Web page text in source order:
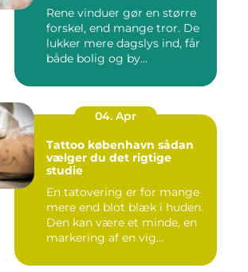
Rene vinduer gør en større
forskel, end mange tror. De
lukker mere dagslys ind, får
både bolig og by...
04. Apr
Tattoo københavn sådan
vælger du det rigtige
studie
En tatovering er for mange
mere end blot blæk i huden.
Den kan være et minde, en
markering af en vig...